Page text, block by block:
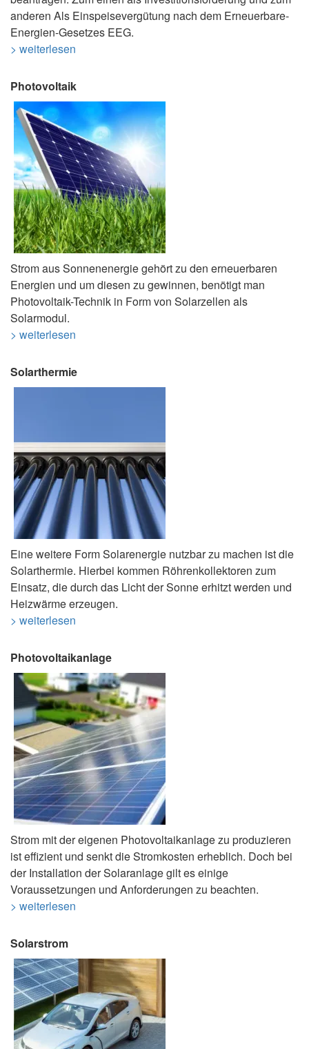
anderen Als Einspeisevergütung nach dem Erneuerbare-
Energien-Gesetzes EEG.
> weiterlesen
Photovoltaik
Strom aus Sonnenenergie gehört zu den erneuerbaren
Energien und um diesen zu gewinnen, benötigt man
Photovoltaik-Technik in Form von Solarzellen als
Solarmodul.
> weiterlesen
Solarthermie
Eine weitere Form Solarenergie nutzbar zu machen ist die
Solarthermie. Hierbei kommen Röhrenkollektoren zum
Einsatz, die durch das Licht der Sonne erhitzt werden und
Heizwärme erzeugen.
> weiterlesen
Photovoltaikanlage
Strom mit der eigenen Photovoltaikanlage zu produzieren
ist effizient und senkt die Stromkosten erheblich. Doch bei
der Installation der Solaranlage gilt es einige
Voraussetzungen und Anforderungen zu beachten.
> weiterlesen
Solarstrom